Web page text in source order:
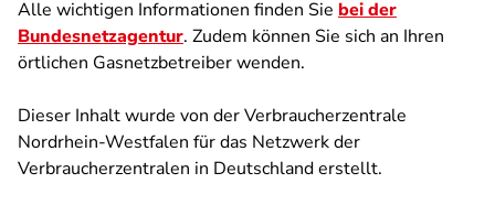
Alle wichtigen Informationen finden Sie bei der
Bundesnetzagentur. Zudem können Sie sich an Ihren
örtlichen Gasnetzbetreiber wenden.
Dieser Inhalt wurde von der Verbraucherzentrale
Nordrhein-Westfalen für das Netzwerk der
Verbraucherzentralen in Deutschland erstellt.